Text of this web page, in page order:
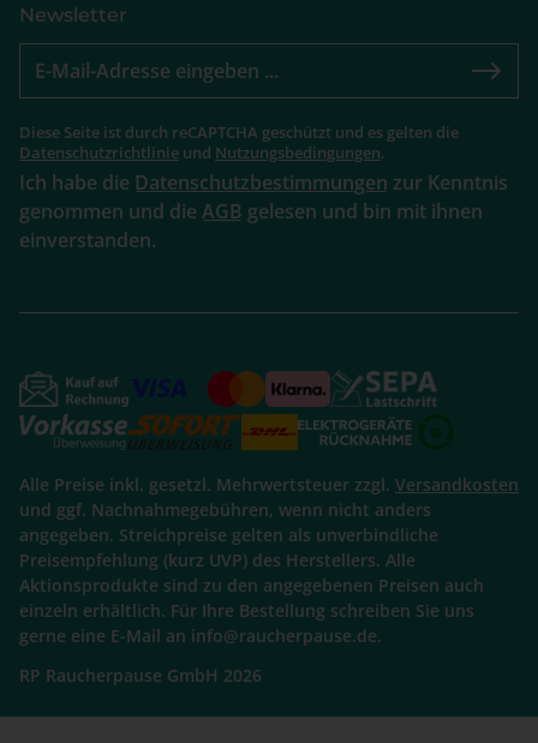
Newsletter
Diese Seite ist durch reCAPTCHA geschützt und es gelten die
Datenschutzrichtlinie und Nutzungsbedingungen.
Ich habe die Datenschutzbestimmungen zur Kenntnis
genommen und die AGB gelesen und bin mit ihnen
einverstanden.
Alle Preise inkl. gesetzl. Mehrwertsteuer zzgl. Versandkosten
und ggf. Nachnahmegebühren, wenn nicht anders
angegeben. Streichpreise gelten als unverbindliche
Preisempfehlung (kurz UVP) des Herstellers. Alle
Aktionsprodukte sind zu den angegebenen Preisen auch
einzeln erhältlich. Für Ihre Bestellung schreiben Sie uns
gerne eine E-Mail an info@raucherpause.de.
RP Raucherpause GmbH 2026